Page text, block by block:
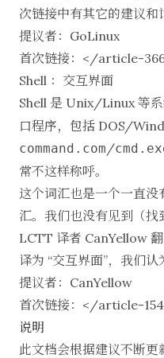
次链接中有其它的建议和
提议者：GoLinux
首次链接：</article-
Shell ：交互界面
Shell 是 Unix/Linux 等
口程序，包括 DOS/
command.com/
常不这样称呼。
这个词汇也是一个一直没
汇。我们也没有见到（
LCTT 译者 CanYellow
译为 “交互界面”，我们认
提议者：CanYellow
首次链接：</article-
说明
此文档会根据建议不断更